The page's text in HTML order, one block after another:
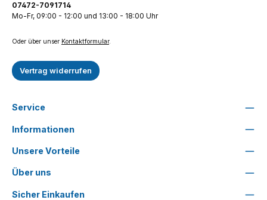
07472-7091714
Mo-Fr, 09:00 - 12:00 und 13:00 - 18:00 Uhr
Oder über unser Kontaktformular.
Vertrag widerrufen
Service
Informationen
Unsere Vorteile
Über uns
Sicher Einkaufen